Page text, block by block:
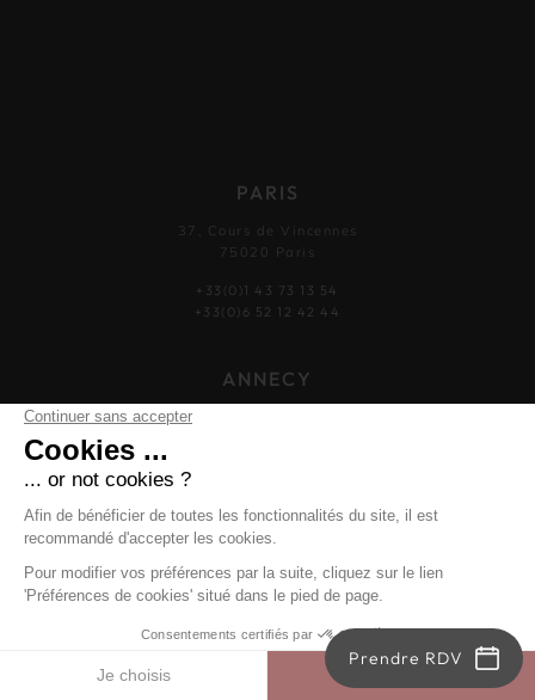
Prendre RDV
PARIS
37, Cours de Vincennes
75020 Paris
+33(0)1 43 73 13 54
+33(0)6 52 12 42 44
ANNECY
NOGENT SUR MARNE
4, Boulevard Gallieni
94130 Nogent-sur-marne
+33(0)1 43 24 11 92
+33(0)6 18 08 52 48